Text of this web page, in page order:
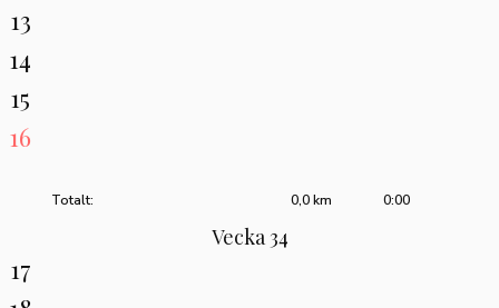
13
14
15
16
Totalt: 0:00
0,0 km
Vecka 34
17